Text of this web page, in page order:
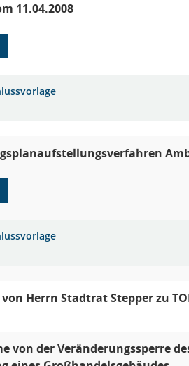
11.04.2008
Herrn Stadtrat Stepper zu
von der Veränderungssperre